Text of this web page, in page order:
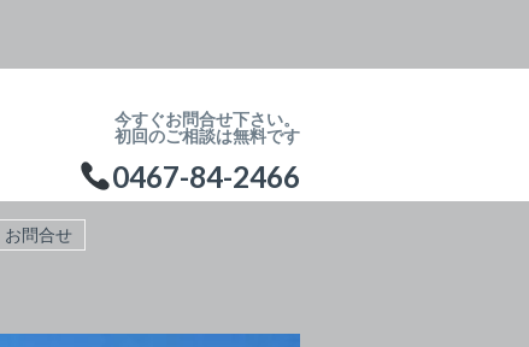
今すぐお問合せ下さい。
初回のご相談は無料です
0467-84-2466
お問合せ